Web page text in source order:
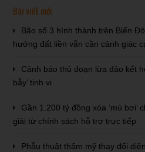
Bài viết mới
Bão số 3 hình thành trên Biển
hưởng đất liền vẫn cần cảnh giác
Cảnh báo thủ đoạn lừa đảo kết
bẫy’ tinh vi
Gần 1.200 tỷ đồng xóa ‘mù bơi’
giải từ chính sách hỗ trợ trực tiếp
Phẫu thuật thẩm mỹ thay đổi